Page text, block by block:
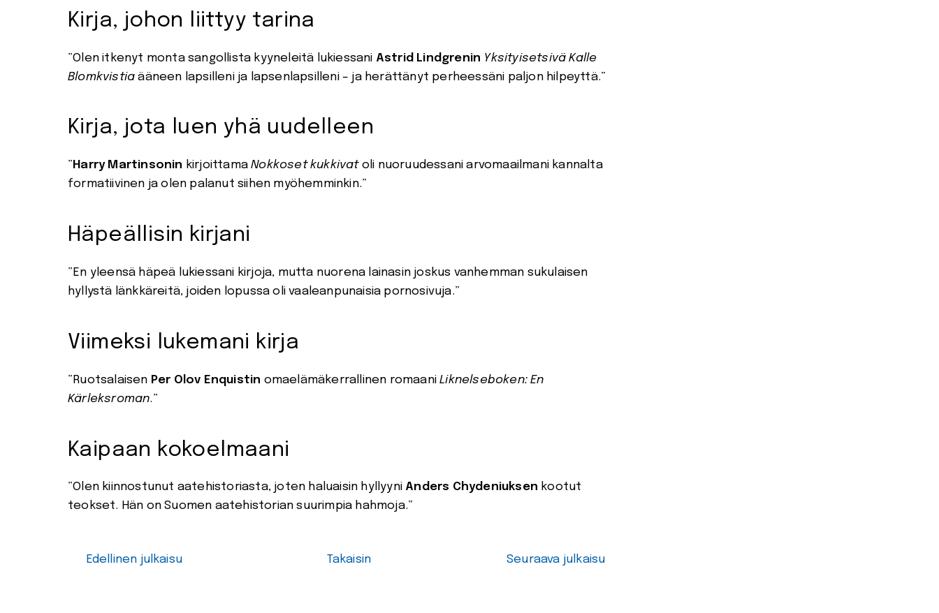
Kirja, johon liittyy tarina
”Olen itkenyt monta sangollista kyyneleitä lukiessani Astrid Lindgrenin Yksityisetsivä Kalle
Blomkvistiaääneen lapsilleni ja lapsenlapsilleni – ja herättänyt perheessäni paljon hilpeyttä.”
Kirja, jota luen yhä uudelleen
” Harry Martinsonin kirjoittamaNokkoset kukkivat oli nuoruudessani arvomaailmani kannalta
formatiivinen ja olen palanut siihen myöhemminkin.”
Häpeällisin kirjani
”En yleensä häpeä lukiessani kirjoja, mutta nuorena lainasin joskus vanhemman sukulaisen
hyllystä länkkäreitä, joiden lopussa oli vaaleanpunaisia pornosivuja.”
Viimeksi lukemani kirja
”Ruotsalaisen Per Olov Enquistin omaelämäkerrallinen romaaniLiknelseboken: En
Kärleksroman.”
Kaipaan kokoelmaani
”Olen kiinnostunut aatehistoriasta, joten haluaisin hyllyyni Anders Chydeniuksen kootut
teokset. Hän on Suomen aatehistorian suurimpia hahmoja.”
Edellinen julkaisu Takaisin Seuraava julkaisu